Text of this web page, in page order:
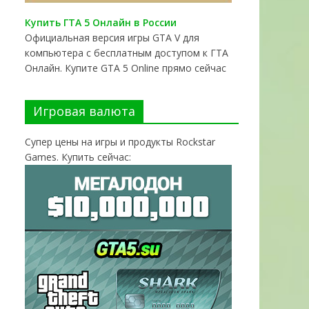
Купить ГТА 5 Онлайн в России
Официальная версия игры GTA V для
компьютера с бесплатным доступом к ГТА
Онлайн. Купите GTA 5 Online прямо сейчас
Игровая валюта
Супер цены на игры и продукты Rockstar
Games. Купить сейчас: